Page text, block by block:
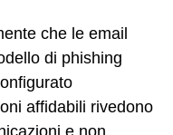
che le email
di phishing
affidabili rivedono